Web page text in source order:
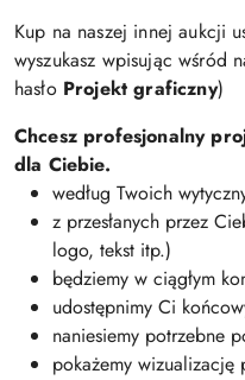
Kup na naszej innej aukcji
wyszukasz wpisując wśród
hasło Projekt graficzny)
Chcesz profesjonalny
dla Ciebie.ㅤ
według Twoich
z przesłanych przez
logo, tekst itp.)
będziemy w ciągłym
udostępnimy Ci
naniesiemy potrzebne
pokażemy wizualizację